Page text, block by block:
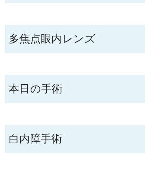
多焦点眼内レンズ
本日の手術
白内障手術